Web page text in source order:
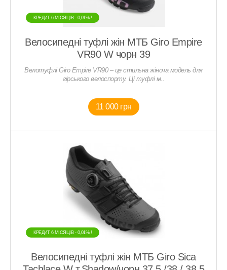
КРЕДИТ 6 МIСЯЦIВ - 0,01% !
Велосипедні туфлі жін МТБ Giro Empire
VR90 W чорн 39
Велотуфлі Giro Empire VR90 – це стильна жіноча модель для
гірського велоспорту. Ці туфлі м..
11 000 грн
КРЕДИТ 6 МIСЯЦIВ - 0,01% !
Велосипедні туфлі жін МТБ Giro Siсa